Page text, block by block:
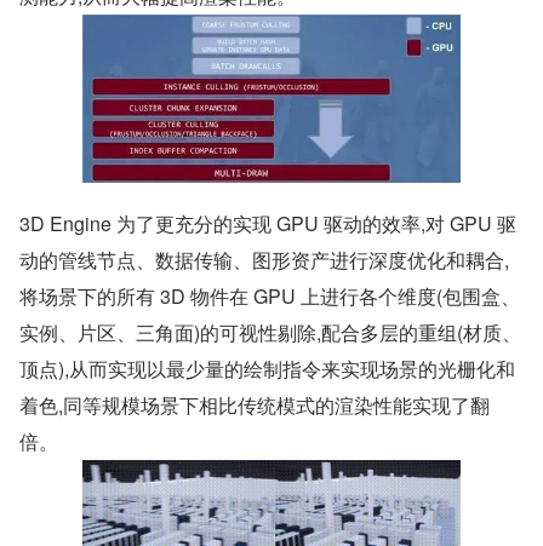
3D Engine 为了更充分的实现 GPU 驱动的效率,对 GPU 驱
动的管线节点、数据传输、图形资产进行深度优化和耦合,
将场景下的所有 3D 物件在 GPU 上进行各个维度(包围盒、
实例、片区、三角面)的可视性剔除,配合多层的重组(材质、
顶点),从而实现以最少量的绘制指令来实现场景的光栅化和
着色,同等规模场景下相比传统模式的渲染性能实现了翻
倍。